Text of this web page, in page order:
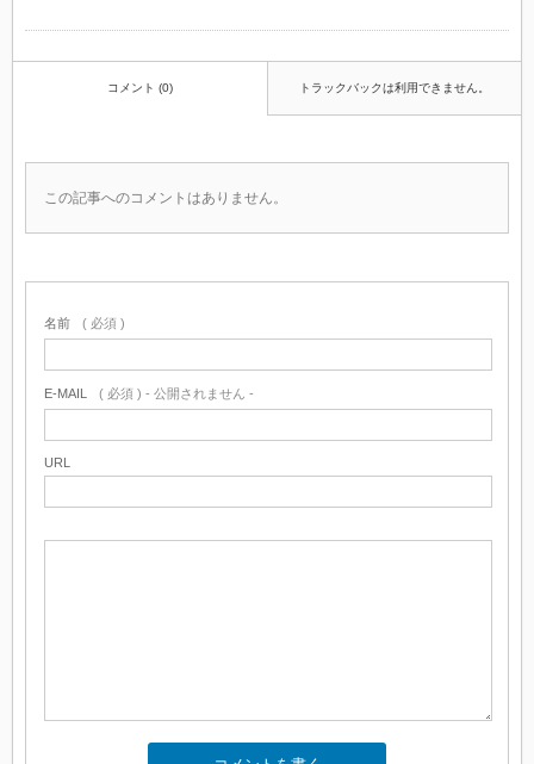
コメント (0) トラックバックは利用できません。
この記事へのコメントはありません。
名前 ( 必須 )
E-MAIL ( 必須 ) - 公開されません -
URL